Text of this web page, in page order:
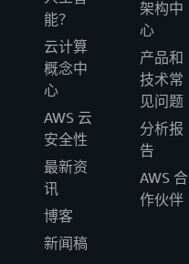
能？
云计算
概念中
心
AWS 云
安全性
最新资
讯
博客
新闻稿
架构中
心
产品和
技术常
见问题
分析报
告
AWS 合
作伙伴